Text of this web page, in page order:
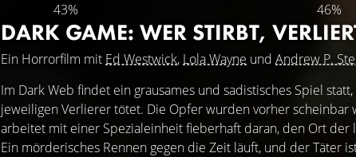
43% 46%
DARK GAME: WER STIRBT,
Ein Horrorfilm mit Ed Westwick, Lola Wayne und Andrew P.
Im Dark Web findet ein grausames und sadistisches Spiel
jeweiligen Verlierer tötet. Die Opfer wurden vorher scheinbar
arbeitet mit einer Spezialeinheit fieberhaft daran, den Ort der
Ein mörderisches Rennen gegen die Zeit läuft, und der Täter